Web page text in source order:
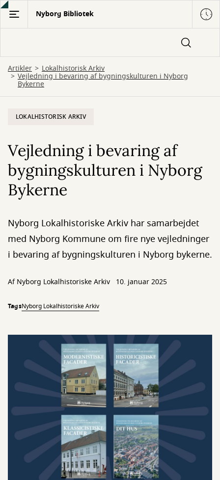
Gå
hovedindhold
Nyborg Bibliotek
Artikler Lokalhistorisk Arkiv
Vejledning i bevaring af bygningskulturen i Nyborg
Bykerne
LOKALHISTORISK ARKIV
Vejledning i bevaring af
bygningskulturen i Nyborg
Bykerne
Nyborg Lokalhistoriske Arkiv har samarbejdet
med Nyborg Kommune om fire nye vejledninger
i bevaring af bygningskulturen i Nyborg bykerne.
Af Nyborg Lokalhistoriske Arkiv 10. januar 2025
TagsNyborg Lokalhistoriske Arkiv